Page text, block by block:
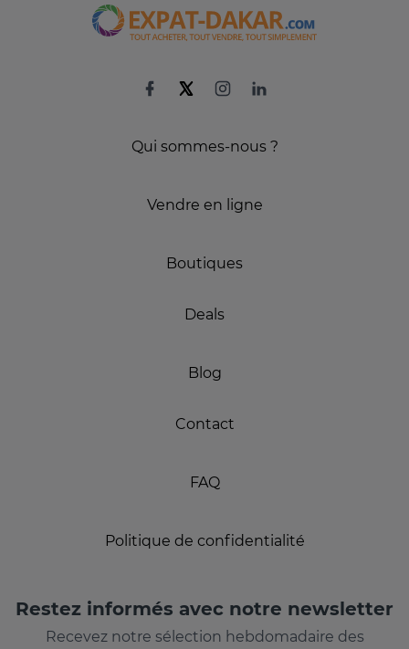
Qui sommes-nous ?
Vendre en ligne
Boutiques
Deals
Blog
Contact
FAQ
Politique de confidentialité
Restez informés avec notre newsletter
Recevez notre sélection hebdomadaire des